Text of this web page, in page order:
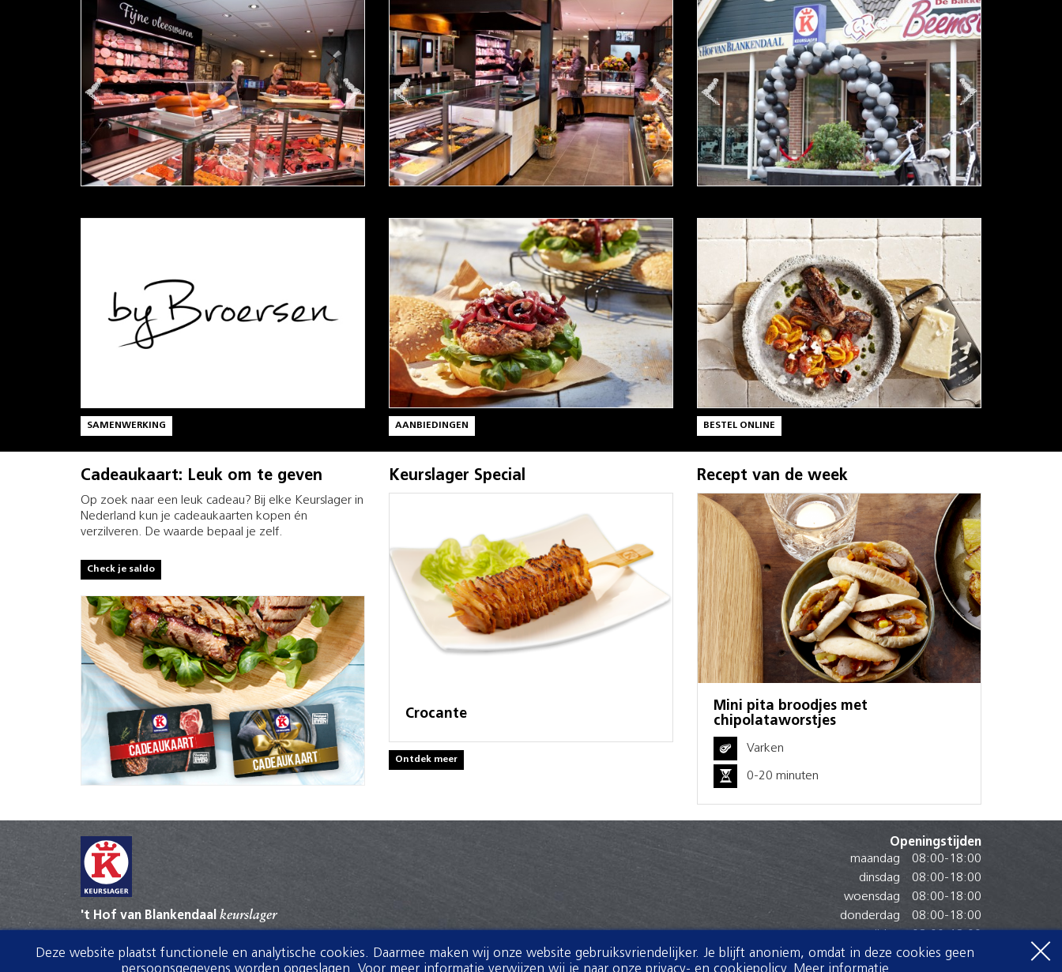
SAMENWERKING AANBIEDINGEN BESTEL ONLINE
Cadeaukaart: Leuk om te geven
Op zoek naar een leuk cadeau? Bij elke Keurslager in
Nederland kun je cadeaukaarten kopen én
verzilveren. De waarde bepaal je zelf.
Check je saldo
Keurslager Special
Crocante
Ontdek meer
Recept van de week
Mini pita broodjes met
chipolataworstjes
Varken
0-20 minuten
't Hof van Blankendaal keurslager
1747HD Tuitjenhorn
Openingstijden
maandag
08:00-18:00
dinsdag
08:00-18:00
woensdag
08:00-18:00
donderdag
08:00-18:00
zaterdag
08:00 -16:00
Deze website plaatst functionele en analytische cookies. Daarmee maken wij onze website gebruiksvriendelijker. Je blijft anoniem, omdat in deze cookies geen
persoonsgegevens worden opgeslagen. Voor meer informatie verwijzen wij je naar onze privacy- en cookiepolicy.
Meer informatie